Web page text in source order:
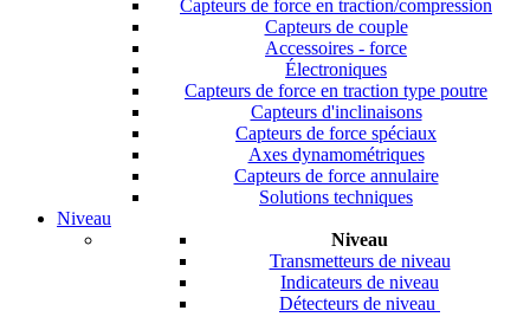
Capteurs de force en traction/compression
Capteurs de couple
Accessoires - force
Électroniques
Capteurs de force en traction type poutre
Capteurs d'inclinaisons
Capteurs de force spéciaux
Axes dynamométriques
Capteurs de force annulaire
Solutions techniques
Niveau
Niveau
Transmetteurs de niveau
Indicateurs de niveau
Détecteurs de niveau